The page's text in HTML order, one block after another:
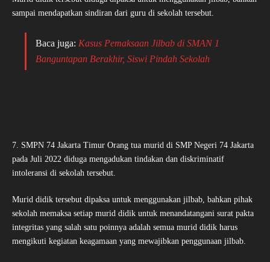
sampai mendapatkan sindiran dari guru di sekolah tersebut.
Baca juga: Kasus Pemaksaan Jilbab di SMAN 1
Banguntapan Berakhir, Siswi Pindah Sekolah
7. SMPN 74 Jakarta Timur Orang tua murid di SMP Negeri 74 Jakarta
pada Juli 2022 diduga mengadukan tindakan dan diskriminatif
intoleransi di sekolah tersebut.
Murid didik tersebut dipaksa untuk menggunakan jilbab, bahkan pihak
sekolah memaksa setiap murid didik untuk menandatangani surat pakta
integritas yang salah satu poinnya adalah semua murid didik harus
mengikuti kegiatan keagamaan yang mewajibkan penggunaan jilbab.